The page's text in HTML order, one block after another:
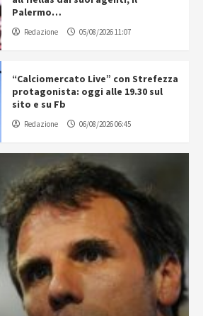
Palermo…
Redazione 05/08/2026 11:07
“Calciomercato Live” con Strefezza
protagonista: oggi alle 19.30 sul
sito e su Fb
Redazione 06/08/2026 06:45